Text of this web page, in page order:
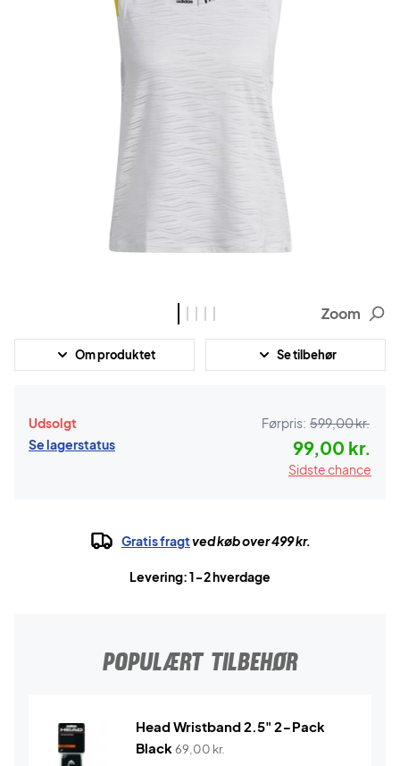
Zoom
Om produktet Se tilbehør
Udsolgt
Se lagerstatus
Førpris: 599,00 kr.
99,00 kr.
Sidste chance
Gratis fragtved køb over 499 kr.
Levering: 1-2 hverdage
POPULÆRT TILBEHØR
Head Wristband 2.5" 2-Pack
Black69,00 kr.